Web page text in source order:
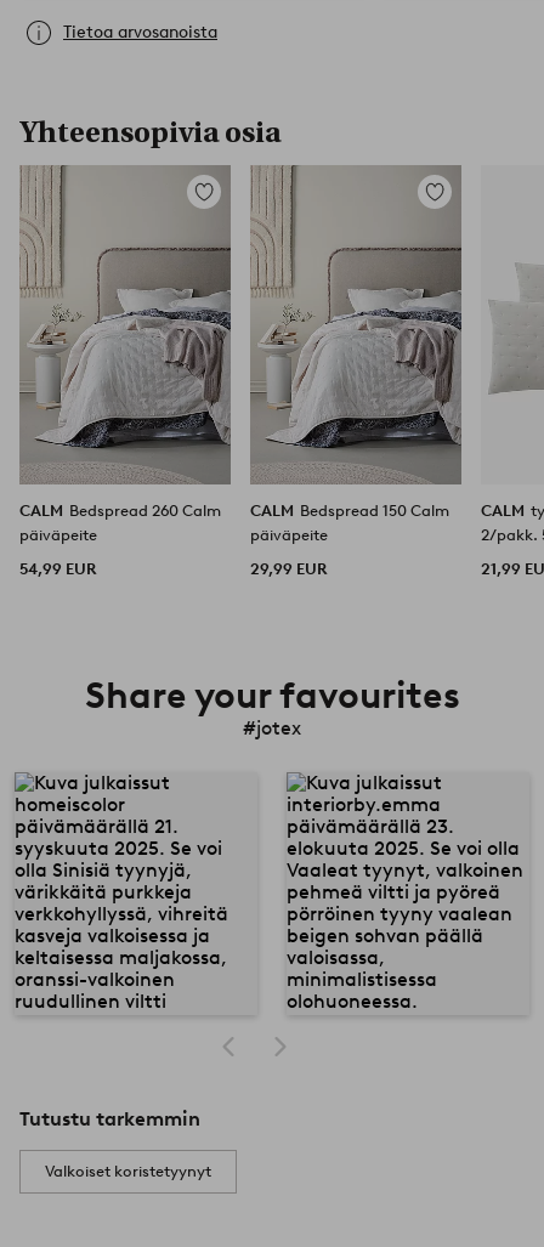
Tietoa arvosanoista
Yhteensopivia osia
Lisää
suosikkeihin
CALM Bedspread 260 Calm
päiväpeite
54,99 EUR
Lisää
CALM Bedspread 150 Calm
päiväpeite
29,99 EUR
CALM
2/pakk.
21,99
Share your favourites
#jotex
Tutustu tarkemmin
Valkoiset koristetyynyt